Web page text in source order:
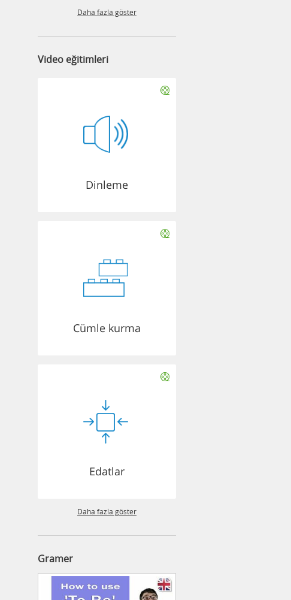
Daha fazla göster
Video eğitimleri
Dinleme
Cümle kurma
Edatlar
Daha fazla göster
Gramer